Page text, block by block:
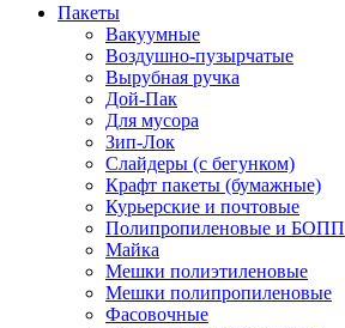
Пакеты
Вакуумные
Воздушно-пузырчатые
Вырубная ручка
Дой-Пак
Для мусора
Зип-Лок
Слайдеры (с бегунком)
Крафт пакеты (бумажные)
Курьерские и почтовые
Полипропиленовые и БОПП
Майка
Мешки полиэтиленовые
Мешки полипропиленовые
Фасовочные